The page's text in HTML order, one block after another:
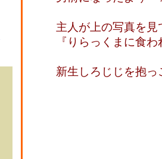
主人が上の写真を見
『りらっくまに食
新生しろじじを抱